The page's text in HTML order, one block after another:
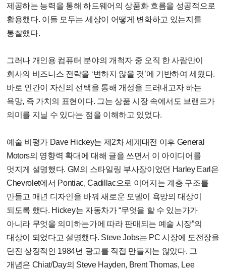
제공하는 능력을 통해 하드웨어의 상품화 흐름을 성공적으로
활용했다. 이들 모두는 세상이 어떻게 변화하고 있는지를
통찰했다.
그러나 개인용 컴퓨터 분야의 개척자 중 오직 한 사람만이
회사의 비즈니스 전략을 ‘변하지 않을 것’에 기반하여 세웠다.
바로 인간이 자신의 선택을 통해 개성을 드러내고자 하는
욕망, 즉 가치의 표현이다. 그는 상품 시장 속에서도 브랜드가
의미를 지닐 수 있다는 점을 이해하고 있었다.
예술 비평가 Dave Hickey는 제2차 세계대전 이후 General
Motors의 영향력 확대에 대해 글을 쓰면서 이 아이디어를
멋지게 설명했다. GM의 스타일링 부사장이었던 Harley Earl은
Chevrolet에서 Pontiac, Cadillac으로 이어지는 계층 구조를
만들고 매년 디자인을 바꿔 새로운 모델이 욕망의 대상이
되도록 했다. Hickey는 자동차가 “무엇을 할 수 있는가가
아니라 무엇을 의미하는가에 따라 판매되는 예술 시장”의
대상이 되었다고 설명했다. Steve Jobs는 PC 시장에 도전장을
던진 상징적인 1984년 광고를 직접 만들지는 않았다. 그
개념은 Chiat/Day의 Steve Hayden, Brent Thomas, Lee